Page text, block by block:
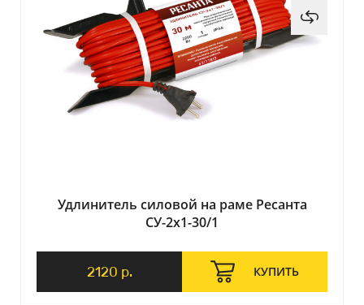
Удлинитель силовой на раме Ресанта
СУ-2х1-30/1
2120 р. КУПИТЬ